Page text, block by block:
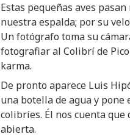
Estas pequeñas aves
nuestra espalda; por su
Un fotógrafo toma su
fotografiar al Colibrí de
karma.
De pronto aparece Luis
una botella de agua y
colibríes. Él nos cuenta que
abierta.